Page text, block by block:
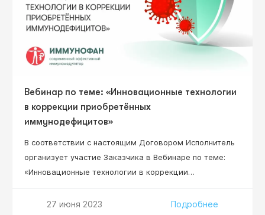
Вебинар по теме: «Инновационные технологии
в коррекции приобретённых
иммунодефицитов»
В соответствии с настоящим Договором Исполнитель
организует участие Заказчика в Вебинаре по теме:
«Инновационные технологии в коррекции
который состоится «27» июня 2023 г. в 12:00 (по мск
27 июня 2023 Подробнее